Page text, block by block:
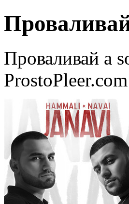
Проваливай a
ProstoPleer.com